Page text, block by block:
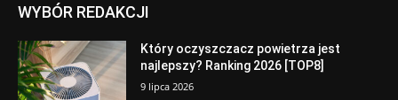
WYBÓR REDAKCJI
Który oczyszczacz powietrza jest
najlepszy? Ranking 2026 [TOP8]
9 lipca 2026